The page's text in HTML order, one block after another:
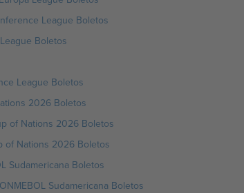
League Boletos
Boletos
League Boletos
2026 Boletos
of Nations 2026 Boletos
of Nations 2026 Boletos
Sudamericana Boletos
Sudamericana Boletos